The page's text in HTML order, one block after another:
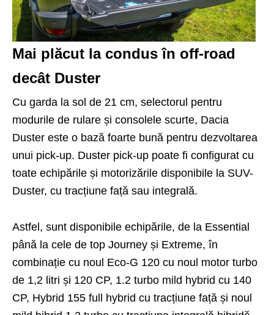
Mai plăcut la condus în off-road
decât Duster
Cu garda la sol de 21 cm, selectorul pentru
modurile de rulare și consolele scurte, Dacia
Duster este o bază foarte bună pentru dezvoltarea
unui pick-up. Duster pick-up poate fi configurat cu
toate echipările și motorizările disponibile la SUV-
Duster, cu tracțiune față sau integrală.
Astfel, sunt disponibile echipările, de la Essential
până la cele de top Journey și Extreme, în
combinație cu noul Eco-G 120 cu noul motor turbo
de 1,2 litri și 120 CP, 1.2 turbo mild hybrid cu 140
CP, Hybrid 155 full hybrid cu tracțiune față și noul